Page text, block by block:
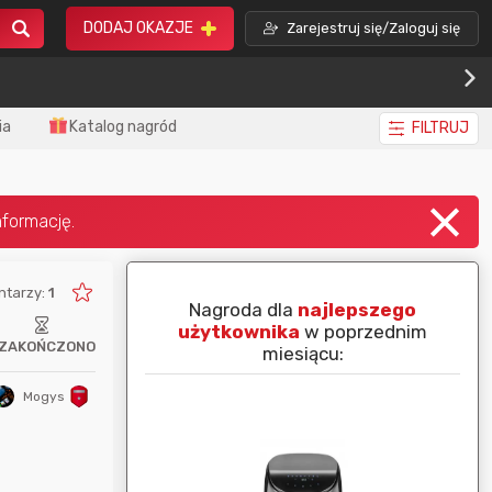
DODAJ OKAZJE Zarejestruj się/Zaloguj się
Katalog nagród FILTRUJ
1
ZAKOŃCZONO
Mogys
miesiącu:
Nagroda dla najlepszego
użytkownika w poprzednim
miesiącu: